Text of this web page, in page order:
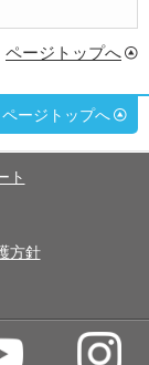
ページトップへ
ページトップへ
ト
方針